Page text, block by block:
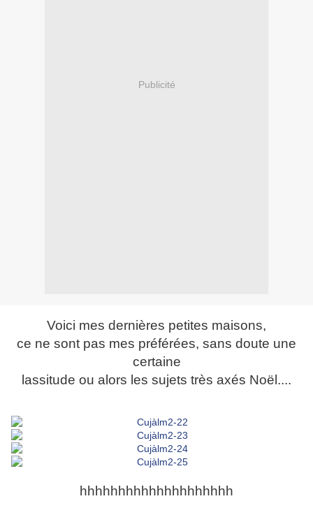
Publicité
Voici mes dernières petites maisons,
ce ne sont pas mes préférées, sans doute une
certaine
lassitude ou alors les sujets très axés Noël....
hhhhhhhhhhhhhhhhhhhh